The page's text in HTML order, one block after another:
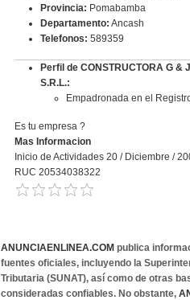
Provincia: Pomabamba
Departamento: Ancash
Telefonos: 589359
Perfil de CONSTRUCTORA G &
S.R.L.:
Empadronada en el
Es tu empresa ?
Mas Informacion
Inicio de Actividades 20 / Diciembre /
RUC 20534038322
ANUNCIAENLINEA.COM publica
fuentes oficiales, incluyendo la
Tributaria (SUNAT), así como de otras
consideradas confiables. No obstante,